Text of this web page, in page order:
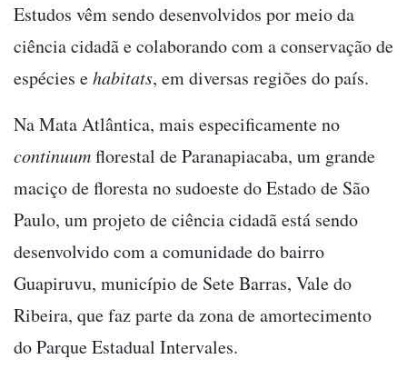
Estudos vêm sendo desenvolvidos por meio da
ciência cidadã e colaborando com a conservação de
espécies ehabitats, em diversas regiões do país.
Na Mata Atlântica, mais especificamente no
continuumflorestal de Paranapiacaba, um grande
maciço de floresta no sudoeste do Estado de São
Paulo, um projeto de ciência cidadã está sendo
desenvolvido com a comunidade do bairro
Guapiruvu, município de Sete Barras, Vale do
Ribeira, que faz parte da zona de amortecimento
do Parque Estadual Intervales.